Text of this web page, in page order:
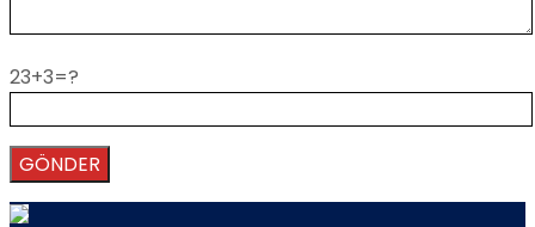
23+3=?